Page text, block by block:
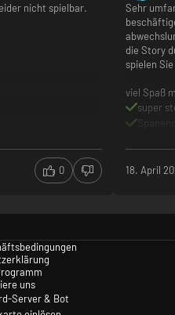
nicht spielbar.
0
Sehr
die Story
spielen
viel Spaß
super
nichts
18. April
uns
Server & Bot